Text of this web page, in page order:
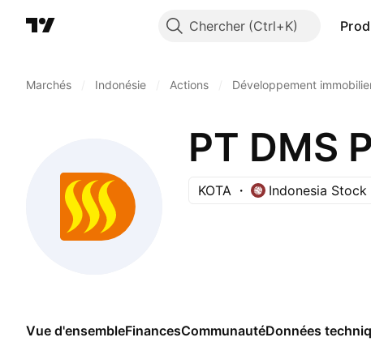
Chercher
Marchés Indonésie Actions Développement
PT DMS
KOTA Indonesia Stock
Vue d'ensembleFinancesCommunautéDonnées